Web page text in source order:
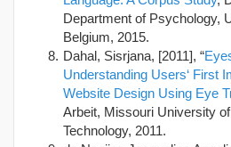
Department of Psychology,
Belgium, 2015.
Dahal, Sisrjana, [2011], “
Understanding Users‘ First
Website Design Using Eye
Arbeit, Missouri University
Technology, 2011.